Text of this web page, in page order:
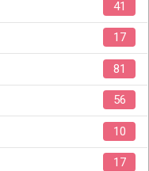
41
17
81
56
10
17